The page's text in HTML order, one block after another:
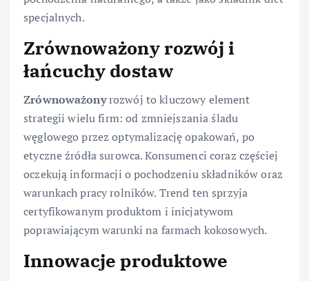
specjalnych.
Zrównoważony rozwój i
łańcuchy dostaw
Zrównoważonyrozwój to kluczowy element
strategii wielu firm: od zmniejszania śladu
węglowego przez optymalizację opakowań, po
etyczne źródła surowca. Konsumenci coraz częściej
oczekują informacji o pochodzeniu składników oraz
warunkach pracy rolników. Trend ten sprzyja
certyfikowanym produktom i inicjatywom
poprawiającym warunki na farmach kokosowych.
Innowacje produktowe